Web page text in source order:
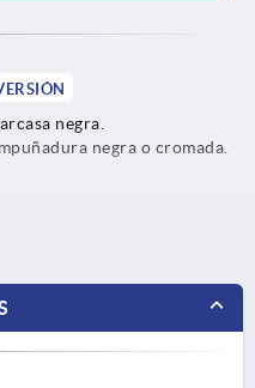
negra.
negra o cromada.